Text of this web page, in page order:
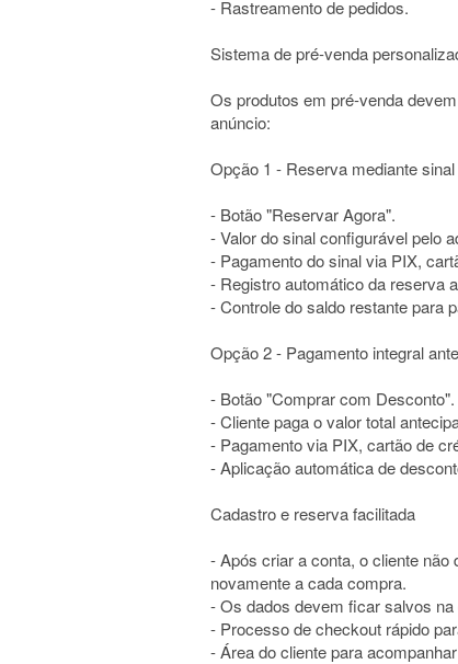
- Rastreamento de pedidos.
Sistema de pré-venda
Os produtos em pré-venda
anúncio:
Opção 1 - Reserva mediante sinal
- Botão "Reservar Agora".
- Valor do sinal configurável pelo
- Pagamento do sinal via PIX,
- Registro automático da reserva
- Controle do saldo restante para
Opção 2 - Pagamento integral
- Botão "Comprar com Desconto".
- Cliente paga o valor total
- Pagamento via PIX, cartão de
- Aplicação automática de
Cadastro e reserva facilitada
- Após criar a conta, o cliente
novamente a cada compra.
- Os dados devem ficar salvos na
- Processo de checkout rápido
- Área do cliente para